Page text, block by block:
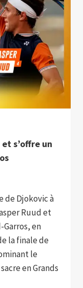
s’offre un
de Djokovic à
Ruud et
en
la finale de
le
en Grands